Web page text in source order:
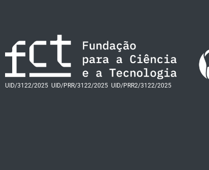
UID/3122/2025 UID/PRR/3122/2025 UID/PRR2/3122/2025